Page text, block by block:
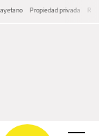
Propiedad privada